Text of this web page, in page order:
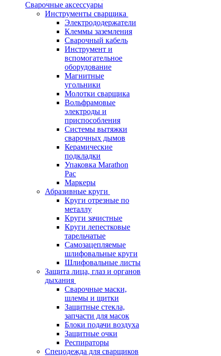
Сварочные аксессуары
Инструменты сварщика
Электрододержатели
Клеммы заземления
Сварочный кабель
Инструмент и
вспомогательное
оборудование
Магнитные
угольники
Молотки сварщика
Вольфрамовые
электроды и
приспособления
Системы вытяжки
сварочных дымов
Керамические
подкладки
Упаковка Marathon
Pac
Маркеры
Абразивные круги
Круги отрезные по
металлу
Круги зачистные
Круги лепестковые
тарельчатые
Самозацепляемые
шлифовальные круги
Шлифовальные листы
Защита лица, глаз и органов
дыхания
Сварочные маски,
шлемы и щитки
Защитные стекла,
запчасти для масок
Блоки подачи воздуха
Защитные очки
Респираторы
Спецодежда для сварщиков